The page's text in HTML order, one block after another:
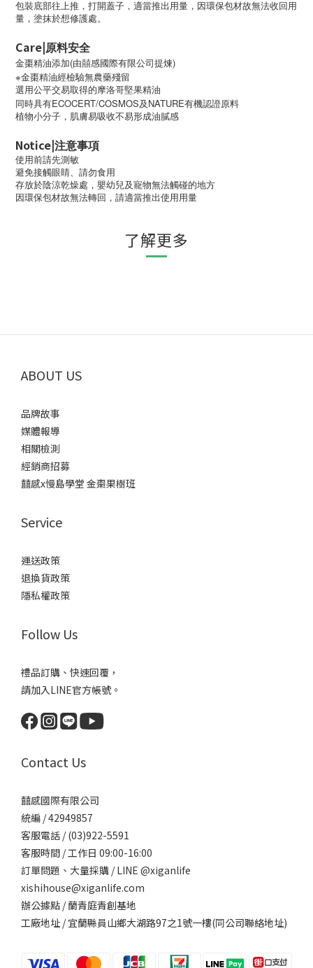
包裝底部往上推，打開蓋子，適當推出用量，因環保包材故無法收回用
量，塗抹於想修護處。
Care|原料安全
金棗精油添加(由囍感國際有限公司提煉)
※金棗精油經檢驗無農藥殘留
選用公平交易取得的摩洛哥堅果精油
同時具有ECOCERT/COSMOS及 NATURE有機認證原料
植物小分子，肌膚易吸收不易形成油膩感
Notice|注意事項
使用前請先測敏
避免接觸眼睛、請勿食用
存放於陰涼乾燥處，嬰幼兒及寵物無法觸碰的地方
因環保包材故無法轉回，請適當推出使用用量
了解更多
ABOUT US
品牌故事
媒體報導
相關檢測
經銷商招募
囍感x慢島學堂 金棗果樹班
Service
運送政策
退換貨政策
隱私權政策
Follow Us
禮品訂購、快速回覆，
請加入LINE官方帳號。
Contact Us
囍感國際有限公司
統編 / 42949857
客服電話 / (03)922-5591
客服時間 / 工作日 09:00-16:00
訂單問題、大量採購 / LINE @xiganlife
xishihouse@xiganlife.com
辦公據點 / 蘭青庭青創基地
工廠地址 / 宜蘭縣員山鄉大湖路97之1號一樓(同公司聯絡地址)